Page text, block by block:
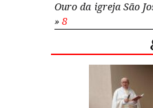
Ouro da igreja São
» 8